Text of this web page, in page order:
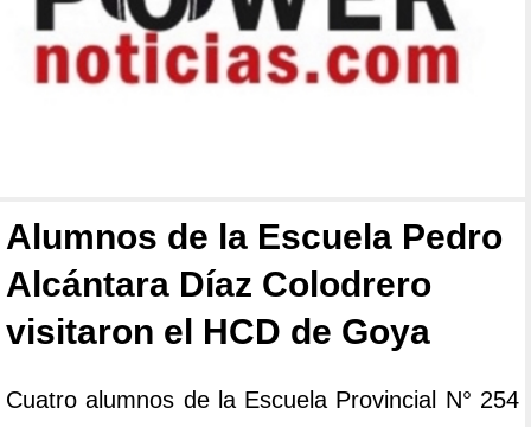
Alumnos de la Escuela Pedro
Alcántara Díaz Colodrero
visitaron el HCD de Goya
Cuatro alumnos de la Escuela Provincial N° 254